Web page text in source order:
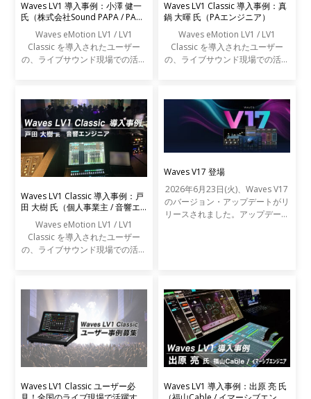
Waves LV1 導入事例：小澤 健一
氏（株式会社Sound PAPA / PAエ
Waves eMotion LV1 / LV1
Classic を導入されたユーザー
の、ライブサウンド現場での活用
Waves LV1 Classic 導入事例：真
鍋 大暉 氏（PAエンジニア）
Waves eMotion LV1 / LV1
Classic を導入されたユーザー
の、ライブサウンド現場での活用
Waves LV1 Classic 導入事例：戸
田 大樹 氏（個人事業主 / 音響エ
Waves eMotion LV1 / LV1
Classic を導入されたユーザー
の、ライブサウンド現場での活用
Waves V17 登場
2026年6月23日(火)、Waves V17
のバージョン・アップデートがリ
リースされました。アップデート
Waves LV1 Classic ユーザー必
Waves LV1 導入事例：出原 亮 氏